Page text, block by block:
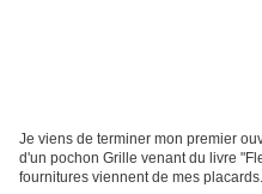
Je viens de terminer mon premier
d'un pochon Grille venant du livre
fournitures viennent de mes